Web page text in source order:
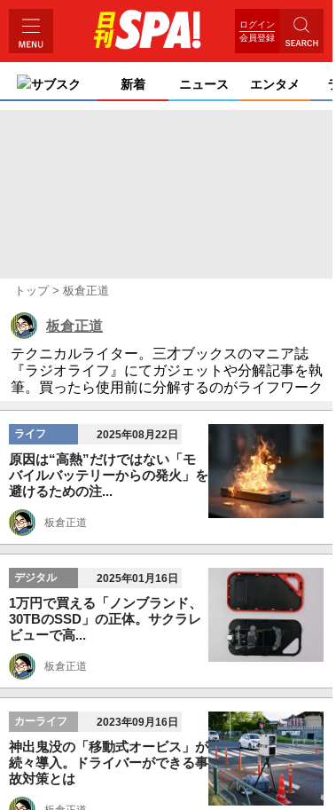
ログイン
会員登録
サブスク 新着 ニュース エンタメ
トップ 板倉正道
板倉正道
テクニカルライター。三才ブックスのマニア誌
『ラジオライフ』にてガジェットや分解記事を執
筆。買ったら使用前に分解するのがライフワーク
ライフ 2025年08月22日
原因は“高熱”だけではない「モ
バイルバッテリーからの発火」を
避けるための注...
板倉正道
デジタル 2025年01月16日
1万円で買える「ノンブランド、
30TBのSSD」の正体。サクラレ
ビューで高...
板倉正道
カーライフ 2023年09月16日
神出鬼没の「移動式オービス」が
続々導入。ドライバーができる事
故対策とは